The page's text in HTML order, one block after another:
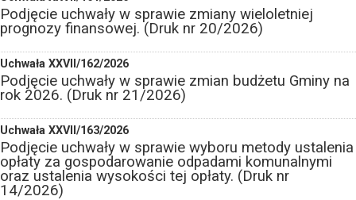
Podjęcie uchwały w sprawie zmiany wieloletniej
prognozy finansowej. (Druk nr 20/2026)
Uchwała XXVII/162/2026
Podjęcie uchwały w sprawie zmian budżetu Gminy na
rok 2026. (Druk nr 21/2026)
Uchwała XXVII/163/2026
Podjęcie uchwały w sprawie wyboru metody ustalenia
opłaty za gospodarowanie odpadami komunalnymi
oraz ustalenia wysokości tej opłaty. (Druk nr
14/2026)